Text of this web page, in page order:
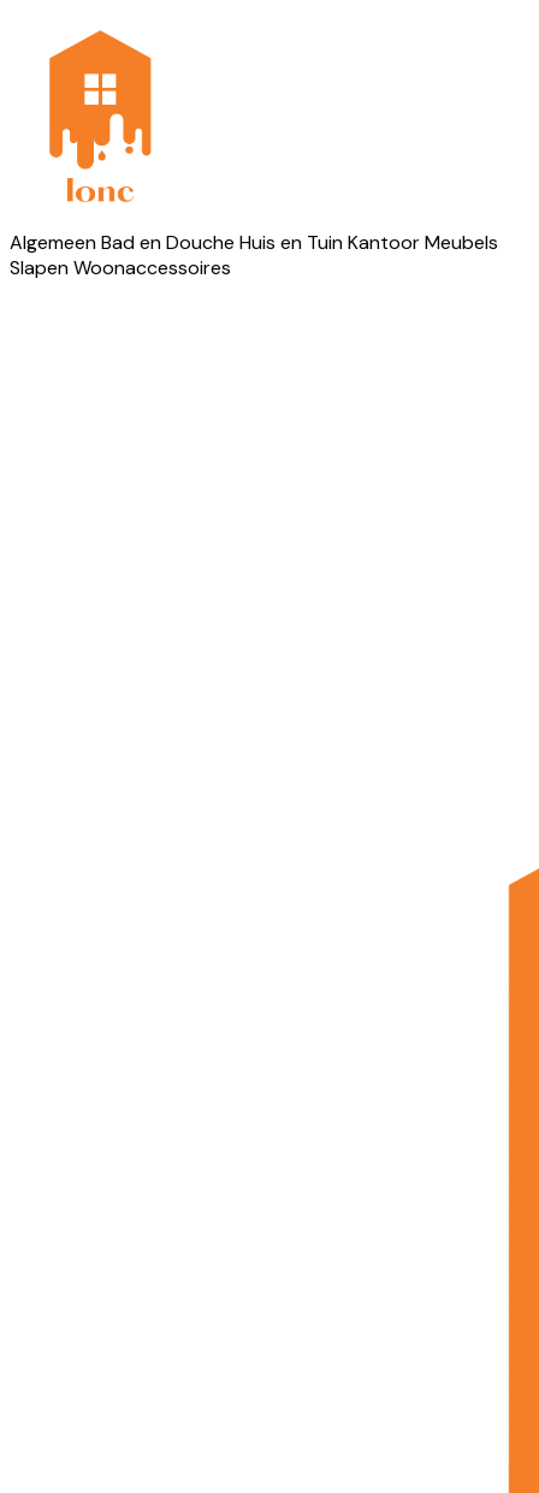
AlgemeenBad en Douche Huis en TuinKantoorMeubels
SlapenWoonaccessoires